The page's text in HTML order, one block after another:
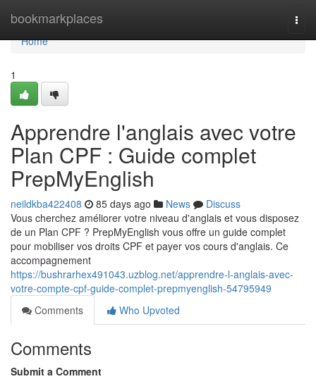
bookmarkplaces
Home
Home
1
Apprendre l'anglais avec votre
Plan CPF : Guide complet
PrepMyEnglish
neildkba422408 85 days ago News
Discuss
Vous cherchez améliorer votre niveau d'anglais et vous disposez
de un Plan CPF ? PrepMyEnglish vous offre un guide complet
pour mobiliser vos droits CPF et payer vos cours d'anglais. Ce
accompagnement
https://bushrarhex491043.uzblog.net/apprendre-l-anglais-avec-
votre-compte-cpf-guide-complet-prepmyenglish-54795949
Comments
Who Upvoted
Comments
Submit a Comment